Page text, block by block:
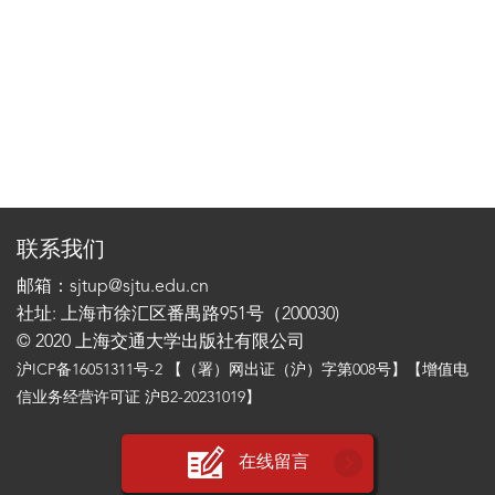
联系我们
邮箱：sjtup@sjtu.edu.cn
社址: 上海市徐汇区番禺路951号（200030)
© 2020 上海交通大学出版社有限公司
沪ICP备16051311号-2 【（署）网出证（沪）字第008号】【增值电
信业务经营许可证 沪B2-20231019】
在线留言